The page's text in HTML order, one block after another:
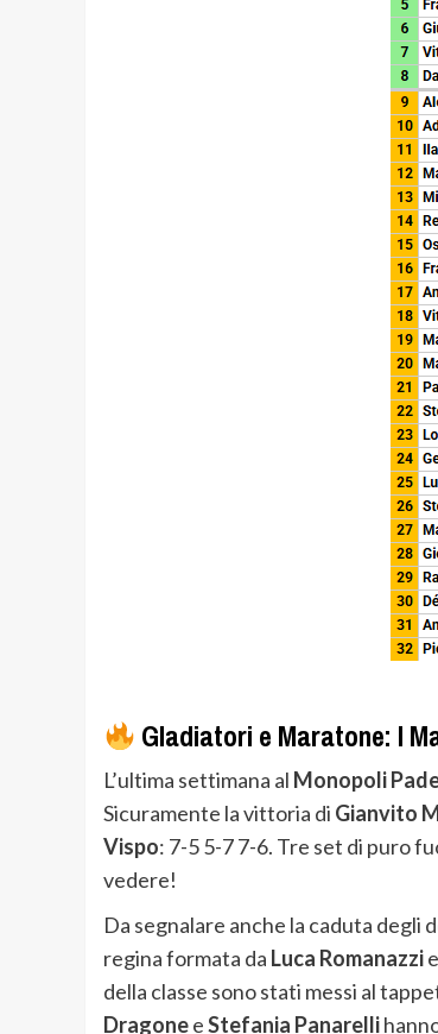
Gladiatori e Maratone: I
L’ultima settimana al Monopoli
Sicuramente la vittoria di Gianvito
Vispo: 7-5 5-7 7-6. Tre set di puro
vedere!
Da segnalare anche la caduta degli
regina formata da Luca Romanazzie
della classe sono stati messi al
DragoneeStefania Panarelli